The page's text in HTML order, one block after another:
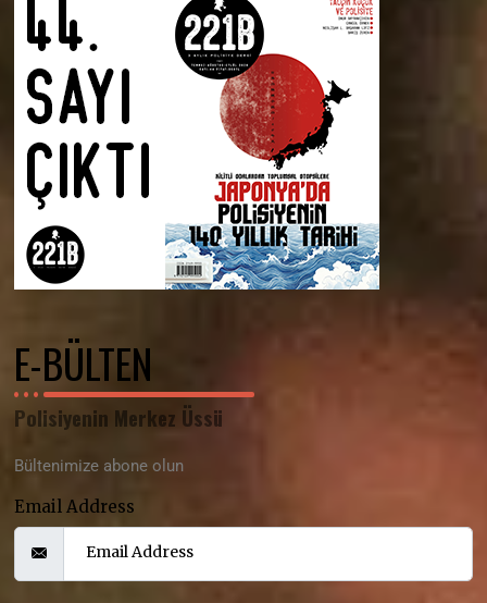
E-BÜLTEN
Polisiyenin Merkez Üssü
Bültenimize abone olun
Email Address